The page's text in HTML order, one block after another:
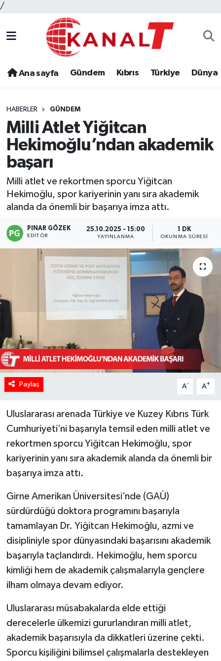
/
Ana sayfa Gündem Kıbrıs Türkiye Dünya
HABERLER GÜNDEM
Milli Atlet Yiğitcan
Hekimoğlu’ndan akademik
başarı
Milli atlet ve rekortmen sporcu Yiğitcan
Hekimoğlu, spor kariyerinin yanı sıra akademik
alanda da önemli bir başarıya imza attı.
PINAR GÖZEK
EDITÖR
25.10.2025 - 15:00
YAYINLANMA
1 DK
OKUNMA SÜRESI
Paylaş A- A+
Uluslararası arenada Türkiye ve Kuzey Kıbrıs Türk
Cumhuriyeti’ni başarıyla temsil eden milli atlet ve
rekortmen sporcu Yiğitcan Hekimoğlu, spor
kariyerinin yanı sıra akademik alanda da önemli bir
başarıya imza attı.
Girne Amerikan Üniversitesi’nde (GAÜ)
sürdürdüğü doktora programını başarıyla
tamamlayan Dr. Yiğitcan Hekimoğlu, azmi ve
disipliniyle spor dünyasındaki başarısını akademik
başarıyla taçlandırdı. Hekimoğlu, hem sporcu
kimliği hem de akademik çalışmalarıyla gençlere
ilham olmaya devam ediyor.
Uluslararası müsabakalarda elde ettiği
derecelerle ülkemizi gururlandıran milli atlet,
akademik başarısıyla da dikkatleri üzerine çekti.
Sporcu kişiliğini bilimsel çalışmalarla destekleyen